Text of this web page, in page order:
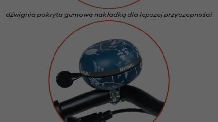
dźwignia pokryta gumową nakładką dla lepszej przyczepności